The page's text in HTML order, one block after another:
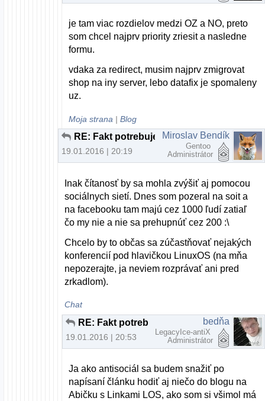
je tam viac rozdielov medzi OZ a NO, preto
som chcel najprv priority zriesit a nasledne
formu.
vdaka za redirect, musim najprv zmigrovat
shop na iny server, lebo datafix je spomaleny
uz.
Moja strana |Blog
RE: Fakt potrebujem na prehliadanie webu nový počítač?
19.01.2016 | 20:19
Miroslav Bendík
Gentoo
Administrátor
Inak čítanosť by sa mohla zvýšiť aj pomocou
sociálnych sietí. Dnes som pozeral na soit a
na facebooku tam majú cez 1000 ľudí zatiaľ
čo my nie a nie sa prehupnúť cez 200 :\
Chcelo by to občas sa zúčastňovať nejakých
konferencií pod hlavičkou LinuxOS (na mňa
nepozerajte, ja neviem rozprávať ani pred
zrkadlom).
Chat
19.01.2016 | 20:53
bedňa
LegacyIce-antiX
Administrátor
Ja ako antisociál sa budem snažiť po
napísaní článku hodiť aj niečo do blogu na
Abičku s Linkami LOS, ako som si všimol má